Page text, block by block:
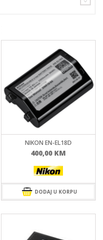
NIKON EN-EL18D
400,00 KM
DODAJ U KORPU